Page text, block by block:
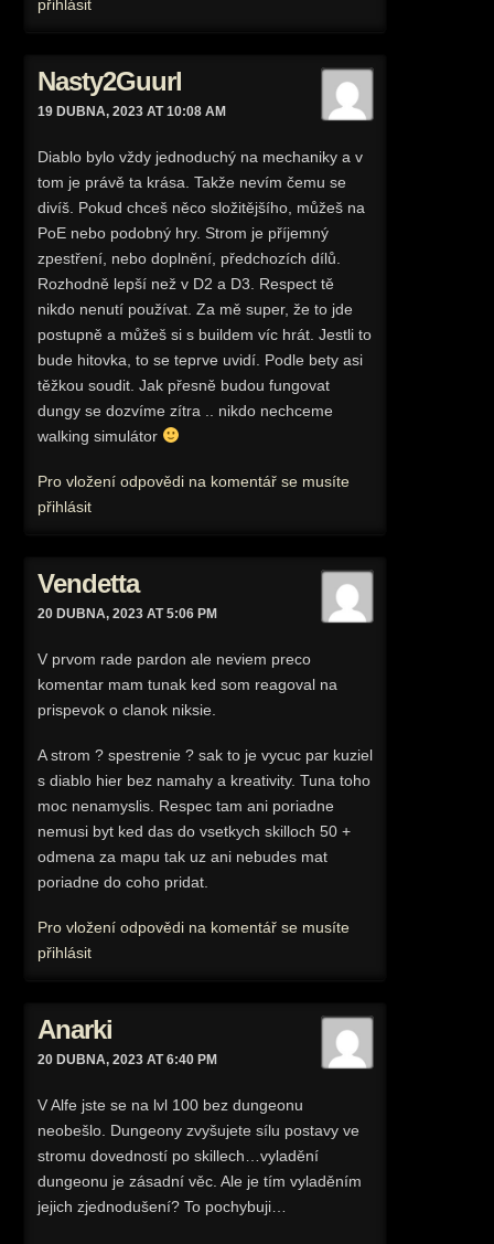
přihlásit
Nasty2Guurl
19 DUBNA, 2023 AT 10:08 AM
Diablo bylo vždy jednoduchý na mechaniky a v
tom je právě ta krása. Takže nevím čemu se
divíš. Pokud chceš něco složitějšího, můžeš na
PoE nebo podobný hry. Strom je příjemný
zpestření, nebo doplnění, předchozích dílů.
Rozhodně lepší než v D2 a D3. Respect tě
nikdo nenutí používat. Za mě super, že to jde
postupně a můžeš si s buildem víc hrát. Jestli to
bude hitovka, to se teprve uvidí. Podle bety asi
těžkou soudit. Jak přesně budou fungovat
dungy se dozvíme zítra .. nikdo nechceme
walking simulátor
Pro vložení odpovědi na komentář se musíte
přihlásit
Vendetta
20 DUBNA, 2023 AT 5:06 PM
V prvom rade pardon ale neviem preco
komentar mam tunak ked som reagoval na
prispevok o clanok niksie.
A strom ? spestrenie ? sak to je vycuc par kuziel
s diablo hier bez namahy a kreativity. Tuna toho
moc nenamyslis. Respec tam ani poriadne
nemusi byt ked das do vsetkych skilloch 50 +
odmena za mapu tak uz ani nebudes mat
poriadne do coho pridat.
Pro vložení odpovědi na komentář se musíte
přihlásit
Anarki
20 DUBNA, 2023 AT 6:40 PM
V Alfe jste se na lvl 100 bez dungeonu
neobešlo. Dungeony zvyšujete sílu postavy ve
stromu dovedností po skillech…vyladění
dungeonu je zásadní věc. Ale je tím vyladěním
jejich zjednodušení? To pochybuji…